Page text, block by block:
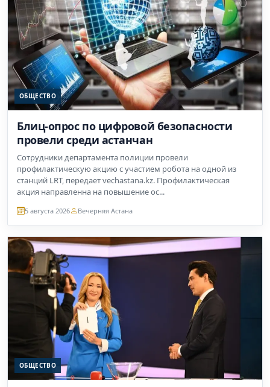
ОБЩЕСТВО
Блиц-опрос по цифровой безопасности
провели среди астанчан
Сотрудники департамента полиции провели
профилактическую акцию с участием робота на одной из
станций LRT, передает vechastana.kz. Профилактическая
акция направленна на повышение ос...
5 августа 2026 Вечерняя Астана
ОБЩЕСТВО